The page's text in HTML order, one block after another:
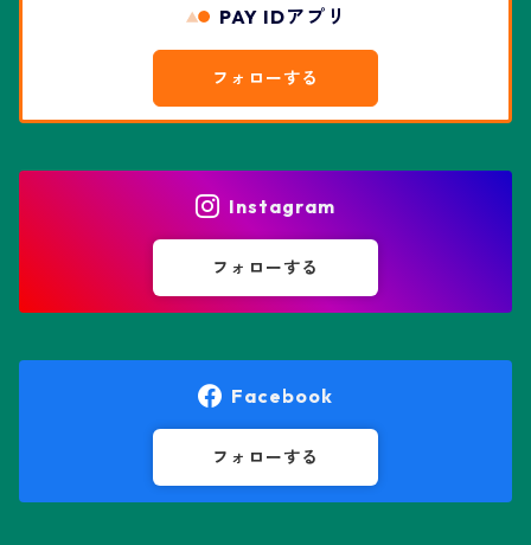
花園兜
エリオシケ属
オレオケレウス属
パキポディウム属
フェネストラリア属
プセウドリトス属
PAY IDアプリ
フォローする
Instagram
フォローする
Facebook
フォローする